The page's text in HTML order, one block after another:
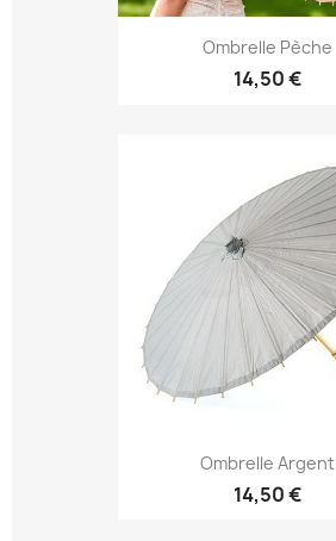
Ombrelle Pèche
14,50 €
Ombrelle Argent
14,50 €